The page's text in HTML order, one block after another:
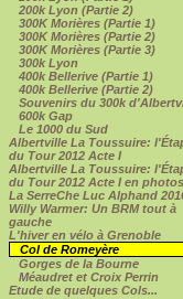
200k Lyon (Partie 2)
300K Morières (Partie 1)
300K Morières (Partie 2)
300K Morières (Partie 3)
300k Lyon
400k Bellerive (Partie 1)
400k Bellerive (Partie 2)
Souvenirs du 300k
600k Gap
Le 1000 du Sud
Albertville La Toussuire:
du Tour 2012 Acte I
Albertville La Toussuire:
du Tour 2012 Acte I en photos
La SerreChe Luc Alphand
Willy Warmer: Un BRM tout à
gauche
L'hiver en vélo à Grenoble
Col de Romeyère
Gorges de la Bourne
Méaudret et Croix Perrin
Etude de quelques Cols...